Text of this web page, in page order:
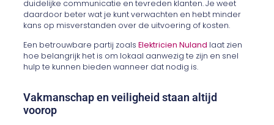
duidelijke communicatie en tevreden klanten. Je weet
daardoor beter wat je kunt verwachten en hebt minder
kans op misverstanden over de uitvoering of kosten.
Een betrouwbare partij zoalsElektricien Nuland laat zien
hoe belangrijk het is om lokaal aanwezig te zijn en snel
hulp te kunnen bieden wanneer dat nodig is.
Vakmanschap en veiligheid staan altijd
voorop